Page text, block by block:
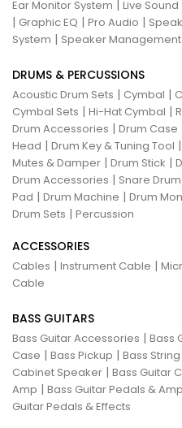
Ear Monitor System | Live
| Graphic EQ | Pro Audio |
System | Speaker
DRUMS & PERCUSSIONS
Acoustic Drum Sets | Cymbal |
Cymbal Sets | Hi-Hat Cymbal |
Drum Accessories | Drum Case
Head | Drum Key & Tuning Tool |
Mutes & Damper | Drum Stick |
Drum Accessories | Snare Drum
Pad | Drum Machine | Drum
Drum Sets | Percussion
ACCESSORIES
Cables | Instrument Cable |
Cable
BASS GUITARS
Bass Guitar Accessories | Bass
Case | Bass Pickup | Bass String
Cabinet Speaker | Bass Guitar
Amp | Bass Guitar Pedals &
Guitar Pedals & Effects